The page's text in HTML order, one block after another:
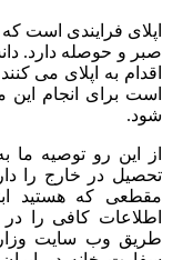
اپلای فرایندی است
صبر و حوصله دارد.
اقدام به اپلای می
است برای انجام
شود.
از این رو توصیه
تحصیل در خارج را
مقطعی که هستید
اطلاعات کافی را
طریق وب سایت